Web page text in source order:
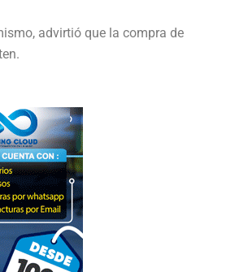
advirtió que la compra de